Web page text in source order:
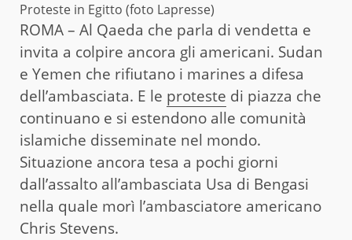
Proteste in Egitto (foto Lapresse)
ROMA – Al Qaeda che parla di vendetta e
invita a colpire ancora gli americani. Sudan
e Yemen che rifiutano i marines a difesa
dell’ambasciata. E le proteste di piazza che
continuano e si estendono alle comunità
islamiche disseminate nel mondo.
Situazione ancora tesa a pochi giorni
dall’assalto all’ambasciata Usa di Bengasi
nella quale morì l’ambasciatore americano
Chris Stevens.